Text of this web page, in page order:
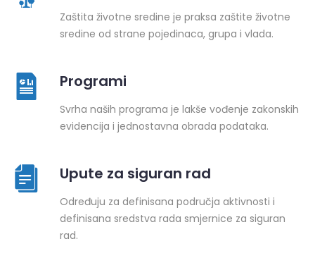
Zaštita životne sredine je praksa zaštite životne
sredine od strane pojedinaca, grupa i vlada.
Programi
Svrha naših programa je lakše vođenje zakonskih
evidencija i jednostavna obrada podataka.
Upute za siguran rad
Određuju za definisana područja aktivnosti i
definisana sredstva rada smjernice za siguran
rad.